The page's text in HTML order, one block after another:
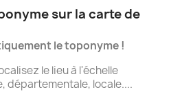
sur la carte de
le toponyme !
le lieu à l'échelle
départementale, locale....